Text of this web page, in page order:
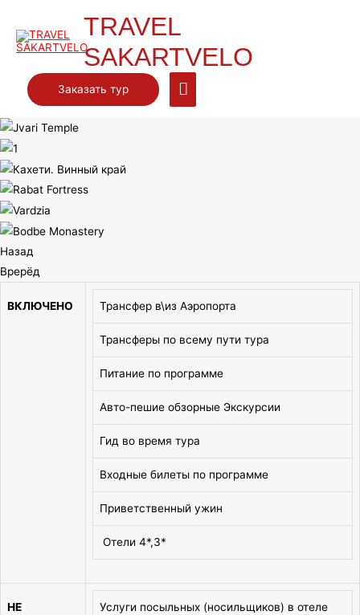
TRAVEL
SAKARTVELO
Главное
Заказать тур
Назад
Врерёд
ВКЛЮЧЕНО Трансфер в\из Аэропорта
Трансферы по всему пути тура
Питание по программе
Авто-пешие обзорные Экскурсии
Гид во время тура
Входные билеты по программе
Приветственный ужин
Отели 4*,3*
НЕ
Услуги посыльных (носильщиков) в отеле